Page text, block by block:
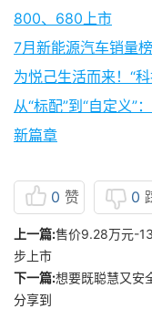
800、680上市
7月新能源汽车销量
为悦己生活而来！“
从“标配”到“自定义”
新篇章
0 赞 0
上一篇:售价9.28万元-
步上市
下一篇:想要既聪慧又安
分享到